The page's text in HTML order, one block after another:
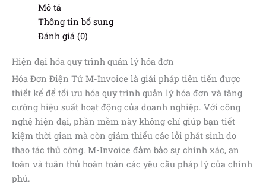
Mô tả
Thông tin bổ sung
Đánh giá (0)
Hiện đại hóa quy trình quản lý hóa đơn
Hóa Đơn Điện Tử M-Invoice là giải pháp tiên tiến được
thiết kế để tối ưu hóa quy trình quản lý hóa đơn và tăng
cường hiệu suất hoạt động của doanh nghiệp. Với công
nghệ hiện đại, phần mềm này không chỉ giúp bạn tiết
kiệm thời gian mà còn giảm thiểu các lỗi phát sinh do
thao tác thủ công. M-Invoice đảm bảo sự chính xác, an
toàn và tuân thủ hoàn toàn các yêu cầu pháp lý của chính
phủ.